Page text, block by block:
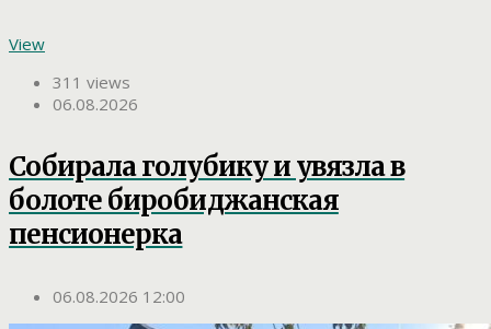
View
311 views
06.08.2026
Собирала голубику и увязла в
болоте биробиджанская
пенсионерка
06.08.2026 12:00